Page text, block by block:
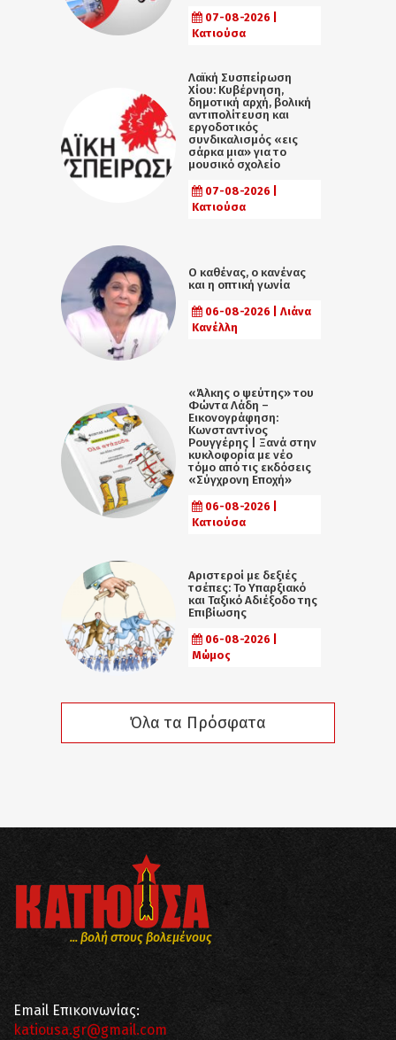
07-08-2026 |
Κατιούσα
Λαϊκή Συσπείρωση
Χίου: Κυβέρνηση,
δημοτική αρχή, βολική
αντιπολίτευση και
εργοδοτικός
συνδικαλισμός «εις
σάρκα μια» για το
μουσικό σχολείο
07-08-2026 |
Κατιούσα
Ο καθένας, ο κανένας
και η οπτική γωνία
06-08-2026 | Λιάνα
Κανέλλη
«Άλκης ο ψεύτης» του
Φώντα Λάδη –
Εικονογράφηση:
Κωνσταντίνος
Ρουγγέρης | Ξανά στην
κυκλοφορία με νέο
τόμο από τις εκδόσεις
«Σύγχρονη Εποχή»
06-08-2026 |
Κατιούσα
Αριστεροί με δεξιές
τσέπες: Το Υπαρξιακό
και Ταξικό Αδιέξοδο της
Επιβίωσης
06-08-2026 |
Μώμος
Όλα τα Πρόσφατα
... βολή στους βολεμένους
Email Επικοινωνίας:
katiousa.gr@gmail.com